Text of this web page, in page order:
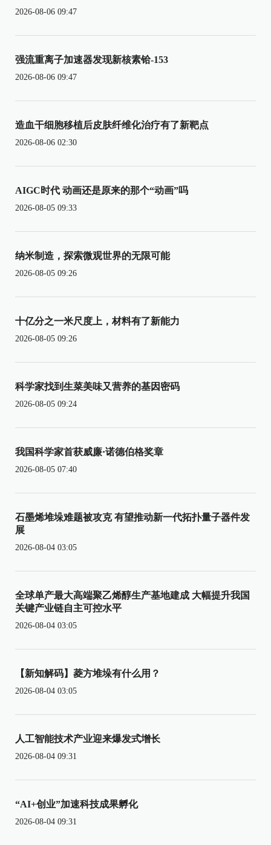
2026-08-06 09:47
强流重离子加速器发现新核素铪-153
2026-08-06 09:47
造血干细胞移植后皮肤纤维化治疗有了新靶点
2026-08-06 02:30
AIGC时代 动画还是原来的那个“动画”吗
2026-08-05 09:33
纳米制造，探索微观世界的无限可能
2026-08-05 09:26
十亿分之一米尺度上，材料有了新能力
2026-08-05 09:26
科学家找到生菜美味又营养的基因密码
2026-08-05 09:24
我国科学家首获威廉·诺德伯格奖章
2026-08-05 07:40
石墨烯堆垛难题被攻克 有望推动新一代拓扑量子器件发
展
2026-08-04 03:05
全球单产最大高端聚乙烯醇生产基地建成 大幅提升我国
关键产业链自主可控水平
2026-08-04 03:05
【新知解码】菱方堆垛有什么用？
2026-08-04 03:05
人工智能技术产业迎来爆发式增长
2026-08-04 09:31
“AI+创业”加速科技成果孵化
2026-08-04 09:31